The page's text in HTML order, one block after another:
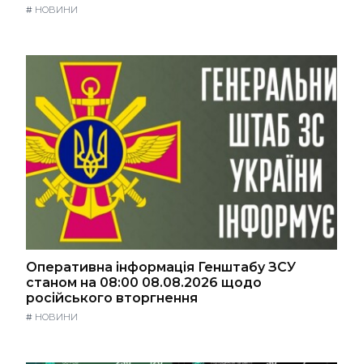
# НОВИНИ
Оперативна інформація Генштабу ЗСУ
станом на 08:00 08.08.2026 щодо
російського вторгнення
# НОВИНИ